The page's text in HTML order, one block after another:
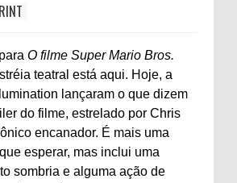
O filme Super Mario Bros.
teatral está aqui. Hoje, a
lançaram o que dizem
do filme, estrelado por Chris
encanador. É mais uma
esperar, mas inclui uma
sombria e alguma ação de